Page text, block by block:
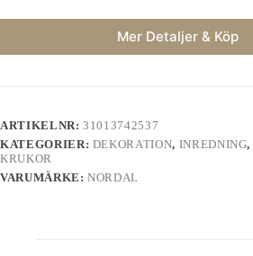
Mer Detaljer & Köp
ARTIKELNR:31013742537
KATEGORIER: DEKORATION, INREDNING,
KRUKOR
VARUMÄRKE:NORDAL